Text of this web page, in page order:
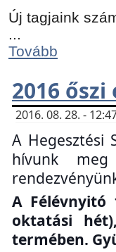
Új tagjaink
...
Tovább
2016
2016. 08. 28. -
A Hegesztési
hívunk
A Félévnyitó
oktatási
termében.